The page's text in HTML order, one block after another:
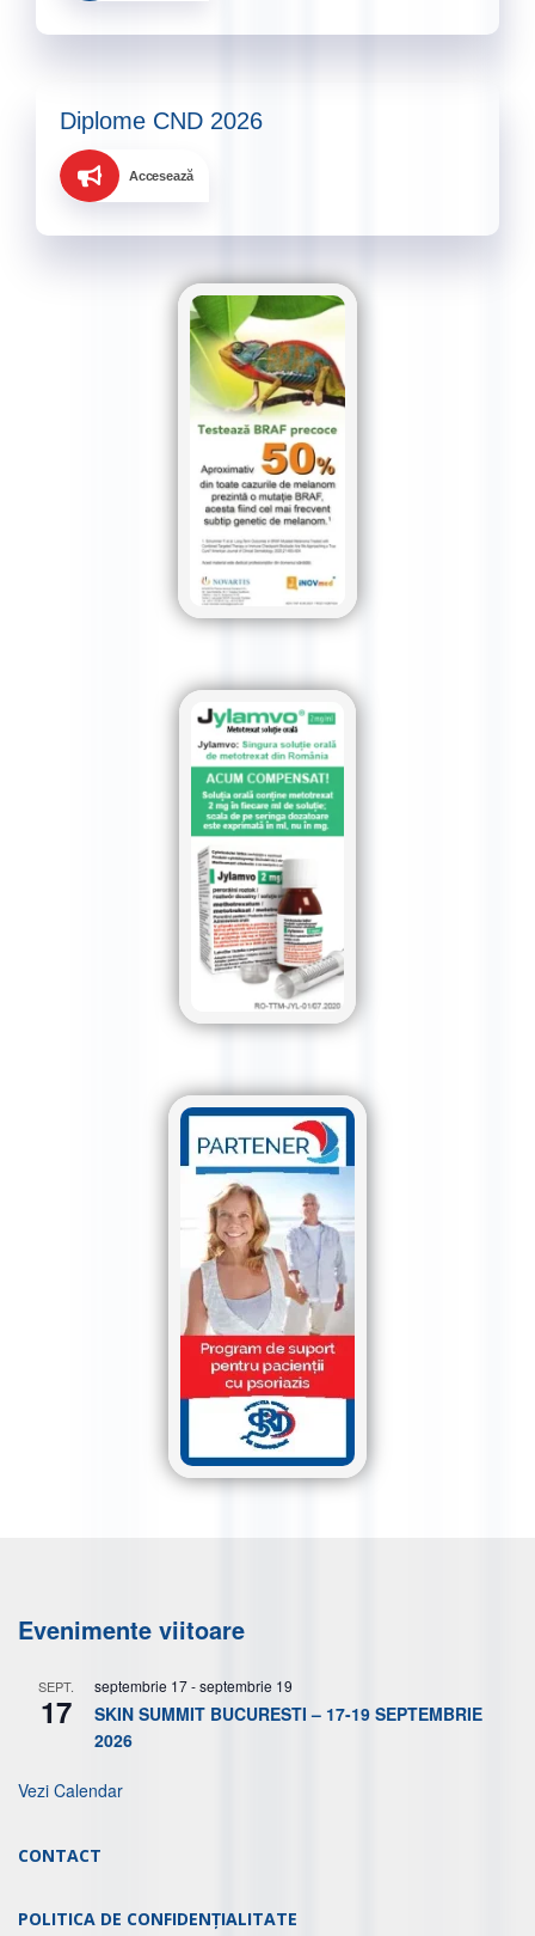
Diplome CND 2026
Accesează
Evenimente viitoare
SEPT.
17
septembrie 17-septembrie 19
SKIN SUMMIT BUCURESTI – 17-19 SEPTEMBRIE
2026
Vezi Calendar
CONTACT
POLITICA DE CONFIDENȚIALITATE